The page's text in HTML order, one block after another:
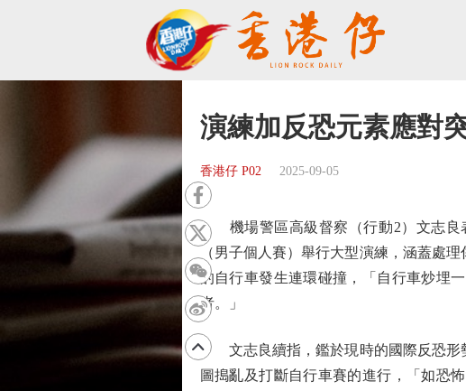
演練加反恐元素應對
香港仔 P02 2025-09-05
機場警區高級督察（行動2）文志良表
（男子個人賽）舉行大型演練，涵蓋處
的自行車發生連環碰撞，「自行車炒埋
者。」
文志良續指，鑑於現時的國際反恐形勢
圖搗亂及打斷自行車賽的進行，「如恐